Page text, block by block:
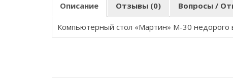
Описание Отзывы (0) Вопросы /
Компьютерный стол «Мартин» M-30 недорого